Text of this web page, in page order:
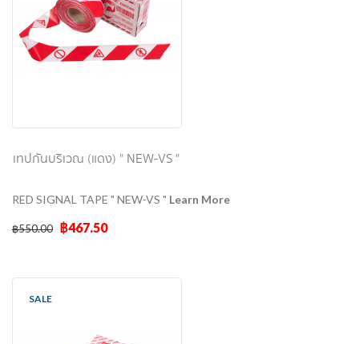
เทปกั้นบริเวณ (แดง) " NEW-VS "
RED SIGNAL TAPE " NEW-VS " Learn More
฿550.00 ฿467.50
SALE